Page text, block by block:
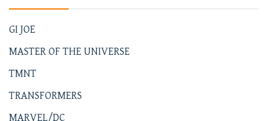
GI JOE
MASTER OF THE UNIVERSE
TMNT
TRANSFORMERS
MARVEL/DC